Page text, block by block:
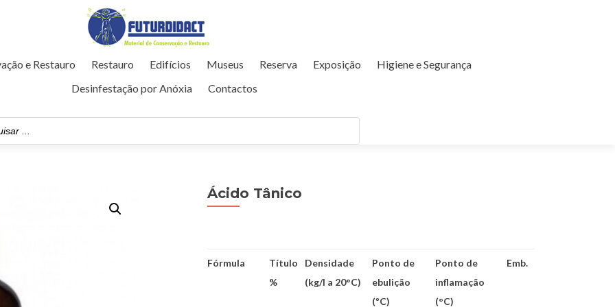
e Restauro Restauro Edifícios Museus Reserva Exposição
Higiene e Segurança
Desinfestação por Anóxia
Contactos
Ácido Tânico
Fórmula
Título
%
Densidade
(kg/l a 20°C)
Ponto de
ebulição
(ºC)
Ponto de
inflamação
(°C)
Emb.